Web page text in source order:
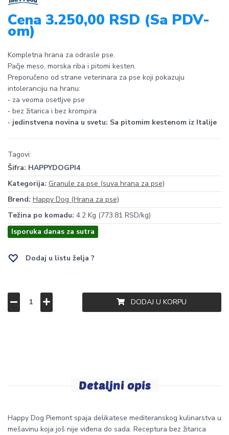
Cena 3.250,00 RSD (Sa PDV-
om)
Kompletna hrana za odrasle pse.
Pačje meso, morska riba i pitomi kesten.
Preporučeno od strane veterinara za pse koji pokazuju
intoleranciju na hranu:
‑ za veoma osetljve pse
‑ bez žitarica i bez krompira
‑ jedinstvena novina u svetu: Sa pitomim kestenom iz Italije
Tagovi:
Šifra: HAPPYDOGPI4
Kategorija: Granule za pse (suva hrana za pse)
Brend: Happy Dog (Hrana za pse)
Težina po komadu: 4.2 Kg (773.81 RSD/kg)
Isporuka danas za sutra
Dodaj u listu želja ?
DODAJ U KORPU
Detaljni opis
Happy Dog Piemont spaja delikatese mediteranskog kulinarstva u
mešavinu koja još nije viđena do sada. Receptura bez žitarica